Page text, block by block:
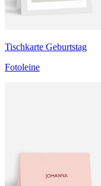
Tischkarte Geburtstag
Fotoleine